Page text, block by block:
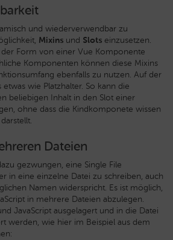
und wiederverwendbar zu
Mixins und Slots einzusetzen.
Form von einer Vue Komponente
Komponenten können diese Mixins
ebenfalls zu nutzen. Auf der
wie Platzhalter. So kann die
beliebigen Inhalt in den Slot einer
ohne dass die Kindkomponete wissen
Dateien
gezwungen, eine Single File
in eine einzelne Datei zu schreiben, auch
Namen widerspricht. Es ist möglich,
in mehrere Dateien abzulegen.
JavaScript ausgelagert und in die Datei
werden, wie hier im Beispiel aus dem